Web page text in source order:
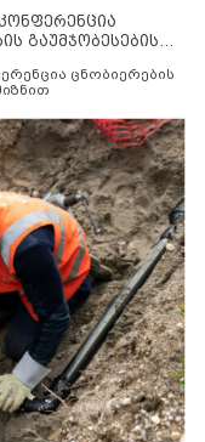
გაუმჯობესების
ცნობიერების